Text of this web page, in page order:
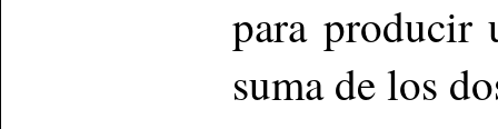
para producir
suma de los